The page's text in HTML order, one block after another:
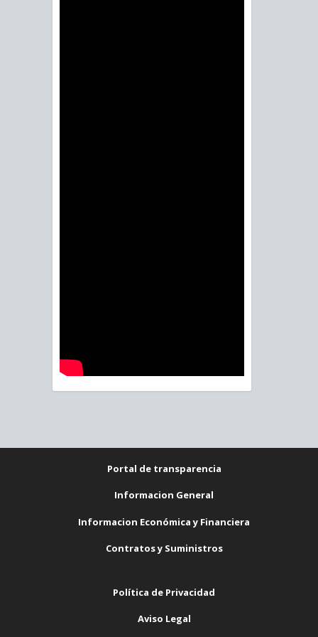
Portal de transparencia
Informacion General
Informacion Económica y Financiera
Contratos y Suministros
Política de Privacidad
Aviso Legal